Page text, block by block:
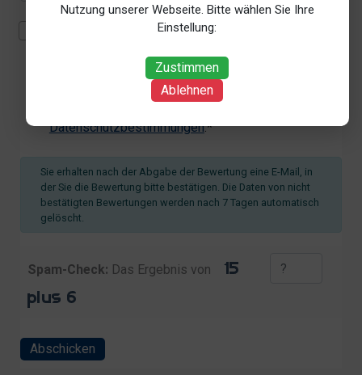
Nutzung unserer Webseite. Bitte wählen Sie Ihre
Einstellung:
Zustimmen
Ablehnen
Mit der Erhebung, Verarbeitung und Nutzung meiner
Uhrzeit der Bewertungsabgabe, Referrer-URL) zum
Zweck der Bewertung erkläre ich mich
Datenschutzbestimmungen.*
Sie erhalten nach der Abgabe der Bewertung eine E-Mail, in
der Sie die Bewertung bitte bestätigen. Die Daten von nicht
bestätigten Bewertungen werden nach 7 Tagen automatisch
gelöscht.
Spam-Check: Das Ergebnis von
Abschicken